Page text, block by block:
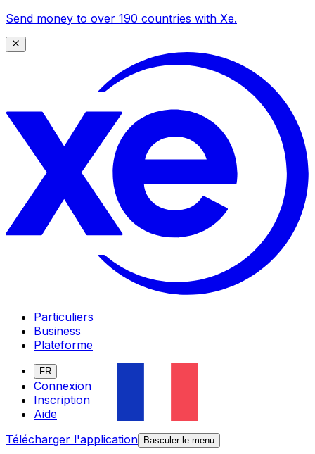
Send money to over 190 countries with Xe.
Particuliers
Business
Plateforme
FR
Connexion
Inscription
Aide
Télécharger l'application
Basculer le menu